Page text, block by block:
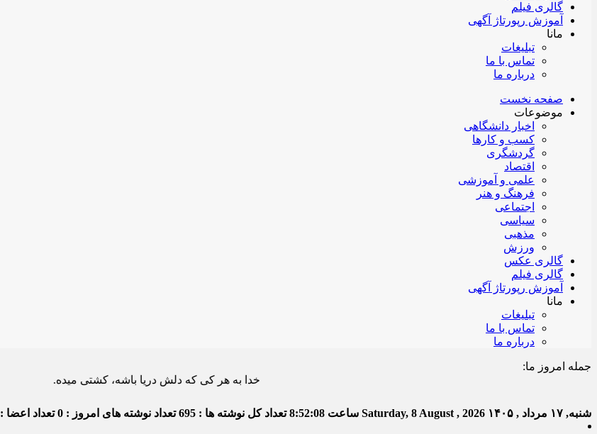
گالری فیلم
آموزش رپورتاژ آگهی
مانا
تبلیغات
تماس با ما
درباره ما
صفحه نخست
موضوعات
اخبار دانشگاهی
کسب و کارها
گردشگری
اقتصاد
علمی و آموزشی
فرهنگ و هنر
اجتماعی
سیاسی
مذهبی
ورزش
گالری عکس
گالری فیلم
آموزش رپورتاژ آگهی
مانا
تبلیغات
تماس با ما
درباره ما
جمله امروز ما:
خدا به هر کی که دلش دریا باشه، کشتی میده.
شنبه, ۱۷ مرداد , ۱۴۰۵ Saturday, 8 August , 2026 ساعت 8:52:09تعداد کل نوشته ها : 695 تعداد نوشته های امروز : 0 تعداد اعضا : 4